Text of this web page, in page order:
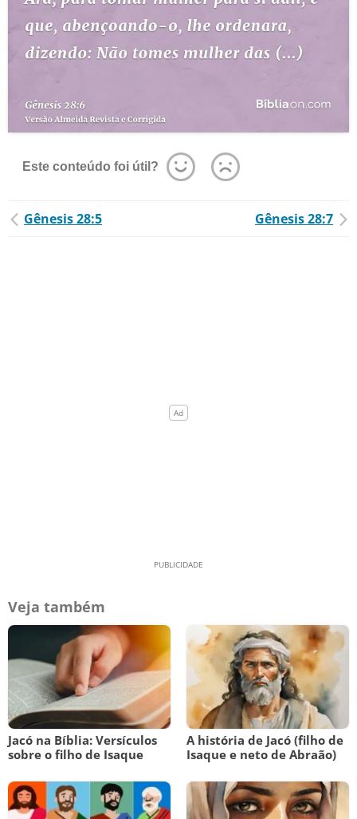
Este conteúdo foi útil?
Gênesis 28:5 Gênesis 28:7
Veja também
Jacó na Bíblia: Versículos
sobre o filho de Isaque
A história de Jacó (filho de
Isaque e neto de Abraão)